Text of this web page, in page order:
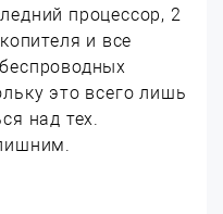
процессор, 2
и все
это всего лишь
над тех.